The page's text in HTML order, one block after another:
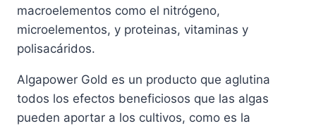
macroelementos como el nitrógeno,
microelementos, y proteinas, vitaminas y
polisacáridos.
Algapower Gold es un producto que aglutina
todos los efectos beneficiosos que las algas
pueden aportar a los cultivos, como es la